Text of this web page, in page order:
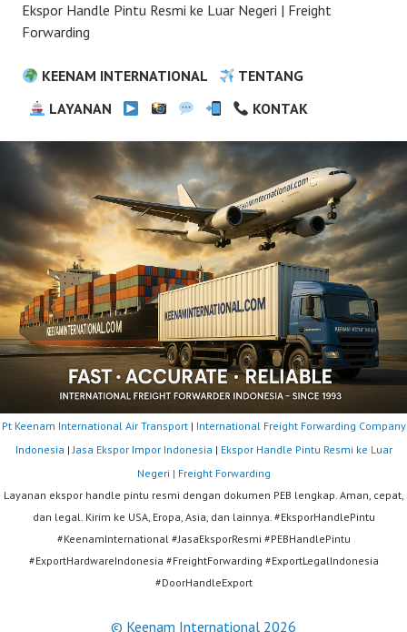
Ekspor Handle Pintu Resmi ke Luar Negeri | Freight
Forwarding
KEENAM INTERNATIONAL
TENTANG
LAYANAN
KONTAK
Pt Keenam International Air Transport| International Freight Forwarding Company
Indonesia | Jasa Ekspor Impor Indonesia | Ekspor Handle Pintu Resmi ke Luar
Negeri | Freight Forwarding
Layanan ekspor handle pintu resmi dengan dokumen PEB lengkap. Aman, cepat,
dan legal. Kirim ke USA, Eropa, Asia, dan lainnya. #EksporHandlePintu
#KeenamInternational #JasaEksporResmi #PEBHandlePintu
#ExportHardwareIndonesia #FreightForwarding #ExportLegalIndonesia
#DoorHandleExport
© Keenam International 2026